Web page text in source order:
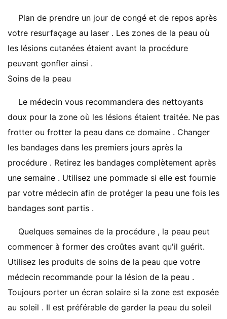
Plan de prendre un jour de congé et de repos après
votre resurfaçage au laser . Les zones de la peau où
les lésions cutanées étaient avant la procédure
peuvent gonfler ainsi .
Soins de la peau
Le médecin vous recommandera des nettoyants
doux pour la zone où les lésions étaient traitée. Ne pas
frotter ou frotter la peau dans ce domaine . Changer
les bandages dans les premiers jours après la
procédure . Retirez les bandages complètement après
une semaine . Utilisez une pommade si elle est fournie
par votre médecin afin de protéger la peau une fois les
bandages sont partis .
Quelques semaines de la procédure , la peau peut
commencer à former des croûtes avant qu'il guérit.
Utilisez les produits de soins de la peau que votre
médecin recommande pour la lésion de la peau .
Toujours porter un écran solaire si la zone est exposée
au soleil . Il est préférable de garder la peau du soleil